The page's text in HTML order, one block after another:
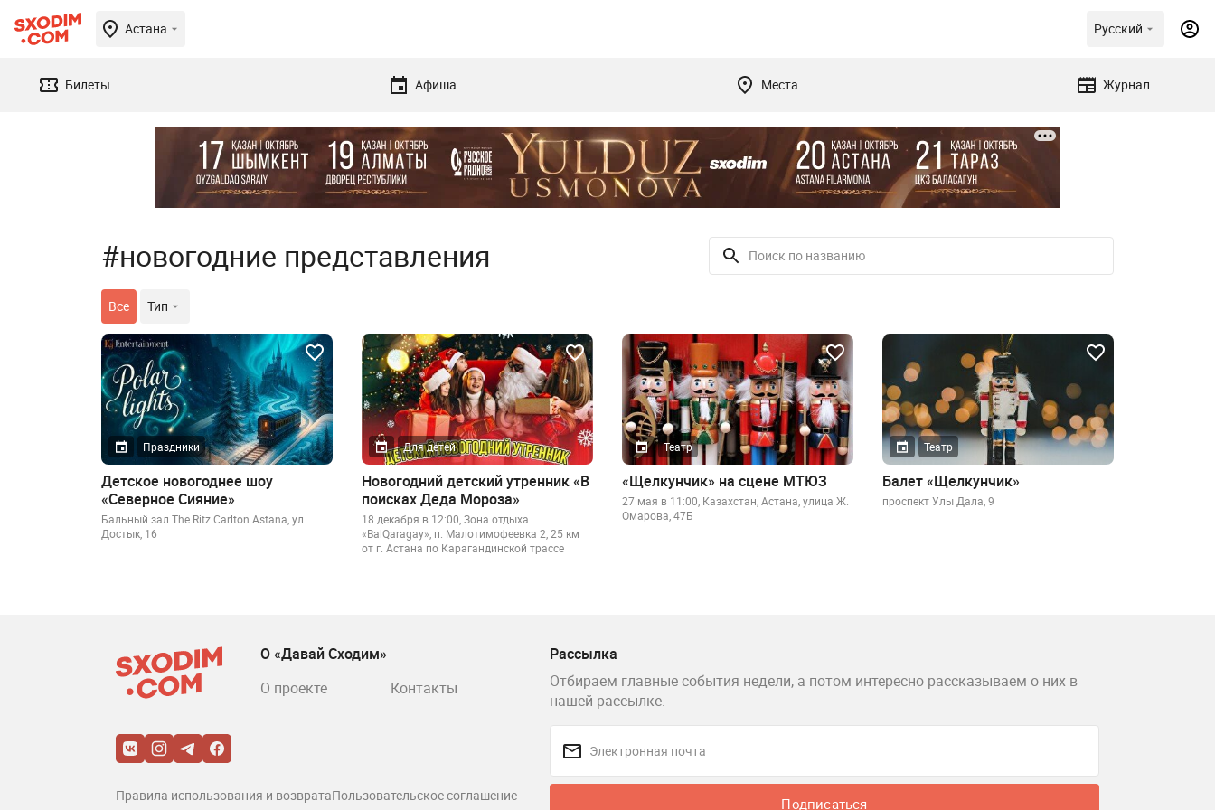
Астана Русский
Билеты Афиша Места Журнал
#новогодние представления
Все Тип
Праздники
Детское новогоднее шоу
«Северное Сияние»
Бальный зал The Ritz Carlton Astana, ул.
Достык, 16
Для детей
Новогодний детский утренник «В
поисках Деда Мороза»
18 декабря в 12:00, Зона отдыха
«BalQaragay», п. Малотимофеевка 2, 25 км
от г. Астана по Карагандинской трассе
Театр
«Щелкунчик» на сцене МТЮЗ
27 мая в 11:00, Казахстан, Астана, улица Ж.
Омарова, 47Б
Театр
Балет «Щелкунчик»
проспект Улы Дала, 9
Рассылка
Отбираем главные события недели, а потом интересно рассказываем о них в
нашей рассылке.
Подписаться
О «Давай Сходим»
О проекте
Контакты
Правила использования и возвратаПользовательское соглашение